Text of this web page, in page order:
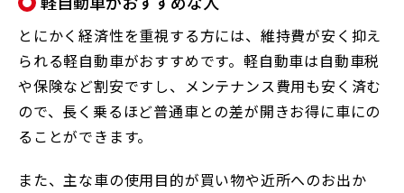
とにかく経済性を重視する方には、維持費が安く抑え
られる軽自動車がおすすめです。軽自動車は自動車税
や保険など割安ですし、メンテナンス費用も安く済む
ので、長く乗るほど普通車との差が開きお得に車にの
ることができます。
また、主な車の使用目的が買い物や近所へのお出か